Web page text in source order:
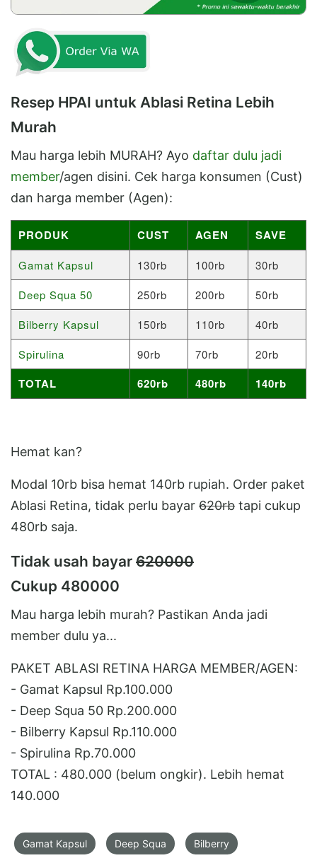
Resep HPAI untuk Ablasi Retina Lebih
Murah
Mau harga lebih MURAH? Ayo daftar dulu jadi
member/agen disini. Cek harga konsumen (Cust)
dan harga member (Agen):
PRODUK CUST AGEN SAVE
Gamat Kapsul 130rb 100rb
30rb
Deep Squa 50
250rb 200rb
50rb
Bilberry Kapsul
150rb 110rb
40rb
Spirulina
90rb 70rb 20rb
TOTAL 620rb 480rb 140rb
Hemat kan?
Modal 10rb bisa hemat 140rb rupiah. Order paket
Ablasi Retina, tidak perlu bayar 620rb tapi cukup
480rb saja.
Tidak usah bayar 620000
Cukup 480000
Mau harga lebih murah? Pastikan Anda jadi
member dulu ya...
PAKET ABLASI RETINA HARGA MEMBER/AGEN:
- Gamat Kapsul Rp.100.000
- Deep Squa 50 Rp.200.000
- Bilberry Kapsul Rp.110.000
- Spirulina Rp.70.000
TOTAL : 480.000 (belum ongkir). Lebih hemat
140.000
Gamat Kapsul Deep Squa Bilberry